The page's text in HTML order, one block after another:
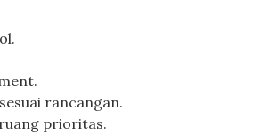
rancangan.
prioritas.